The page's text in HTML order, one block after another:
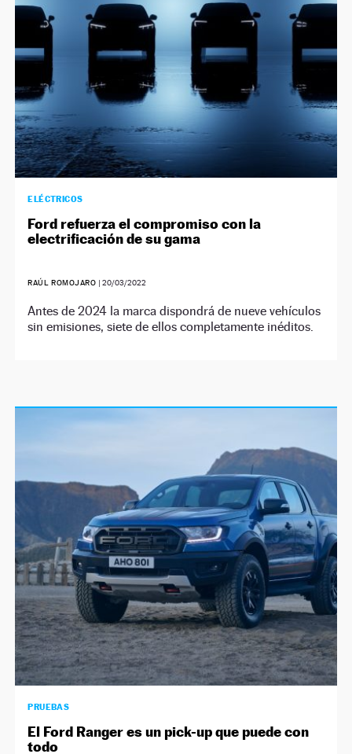
ELÉCTRICOS
Ford refuerza el compromiso con la
electrificación de su gama
RAÚL ROMOJARO | 20/03/2022
Antes de 2024 la marca dispondrá de nueve vehículos
sin emisiones, siete de ellos completamente inéditos.
PRUEBAS
El Ford Ranger es un pick-up que puede con
todo